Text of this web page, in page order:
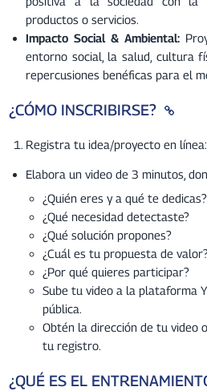
productos o servicios.
Impacto Social & Ambiental:
entorno social, la salud, cultura
repercusiones benéficas para el
¿CÓMO INSCRIBIRSE?
Registra tu idea/proyecto en línea:
Elabora un video de 3 minutos,
¿Quién eres y a qué te dedicas?
¿Qué necesidad detectaste?
¿Qué solución propones?
¿Cuál es tu propuesta de valor?
¿Por qué quieres participar?
Sube tu video a la plataforma
pública.
Obtén la dirección de tu video
tu registro.
¿QUÉ ES EL